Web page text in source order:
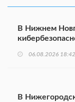
В Нижнем
06.08.2026 18:42
В